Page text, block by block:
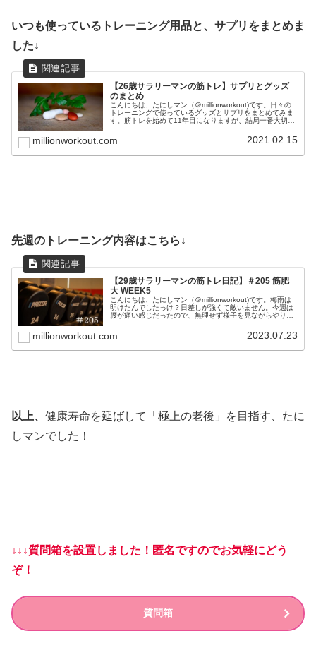
いつも使っているトレーニング用品と、サプリをまとめま
した↓
【26歳サラリーマンの筋トレ】サプリとグッズ
のまとめ
こんにちは、たにしマン（＠millionworkout)です。日々の
トレーニングで使っているグッズとサプリをまとめてみま
す。筋トレを始めて11年目になりますが、結局一番大切な
millionworkout.com 2021.02.15
先週のトレーニング内容はこちら↓
【29歳サラリーマンの筋トレ日記】＃205 筋肥
大 WEEK5
こんにちは、たにしマン（＠millionworkout)です。梅雨は
明けたんでしたっけ？日差しが強くて敵いません。今週は
腰が痛い感じだったので、無理せず様子を見ながらやりま
millionworkout.com 2023.07.23
以上、 健康寿命を延ばして「極上の老後」を目指す、たに
しマンでした！
↓↓↓質問箱を設置しました！匿名ですのでお気軽にどう
ぞ！
質問箱